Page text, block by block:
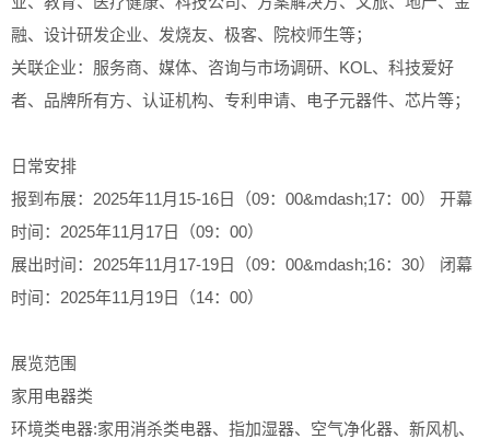
融、设计研发企业、发烧友、极客、院校师生等；
关联企业：服务商、媒体、咨询与市场调研、KOL、科技爱好
者、品牌所有方、认证机构、专利申请、电子元器件、芯片等；
日常安排
报到布展：2025年11月15-16日（09：00&mdash;17：00） 开幕
时间：2025年11月17日（09：00）
展出时间：2025年11月17-19日（09：00&mdash;16：30） 闭幕
时间：2025年11月19日（14：00）
展览范围
家用电器类
环境类电器:家用消杀类电器、指加湿器、空气净化器、新风机、